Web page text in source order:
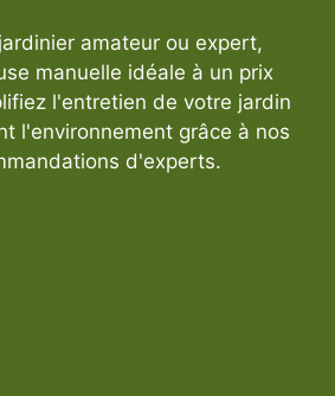
amateur ou expert,
manuelle idéale à un prix
l'entretien de votre jardin
l'environnement grâce à nos
d'experts.